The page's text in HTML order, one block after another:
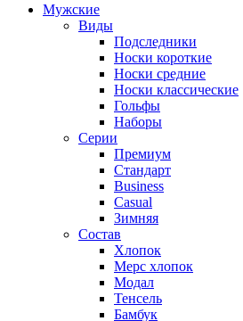
Мужские
Виды
Подследники
Носки короткие
Носки средние
Носки классические
Гольфы
Наборы
Серии
Премиум
Стандарт
Business
Casual
Зимняя
Состав
Хлопок
Мерс хлопок
Модал
Тенсель
Бамбук